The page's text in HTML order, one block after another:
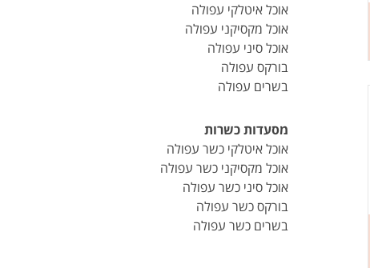
אוכל איטלקי עפולה
אוכל מקסיקני עפולה
אוכל סיני עפולה
בורקס עפולה
בשרים עפולה
מסעדות כשרות
אוכל איטלקי כשר עפולה
אוכל מקסיקני כשר עפולה
אוכל סיני כשר עפולה
בורקס כשר עפולה
בשרים כשר עפולה